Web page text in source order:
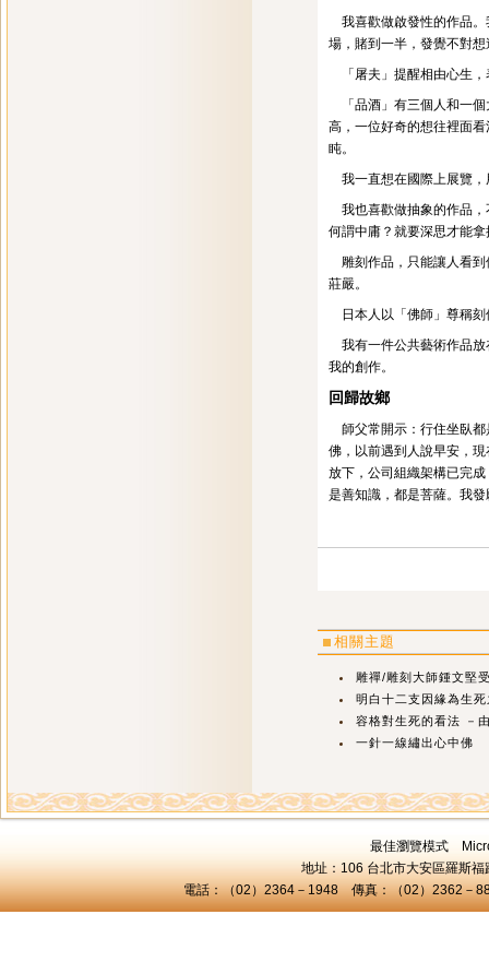
我喜歡做啟發性的作品。
場，賭到一半，發覺不對
「屠夫」提醒相由心生，
「品酒」有三個人和一個
高，一位好奇的想往裡面
盹。
我一直想在國際上展覽，
我也喜歡做抽象的作品，
何謂中庸？就要深思才能拿
雕刻作品，只能讓人看到
莊嚴。
日本人以「佛師」尊稱刻
我有一件公共藝術作品放
我的創作。
回歸故鄉
師父常開示：行住坐臥都
佛，以前遇到人說早安，
放下，公司組織架構已完
是善知識，都是菩薩。我
相關主題
雕禪/雕刻大師鍾文堅
明白十二支因緣為生
容格對生死的看法 －
一針一線繡出心中佛
最佳瀏覽模式
地址：106 台北市大安區羅斯
電話：（02）2364－1948 傳真：（02）2362－